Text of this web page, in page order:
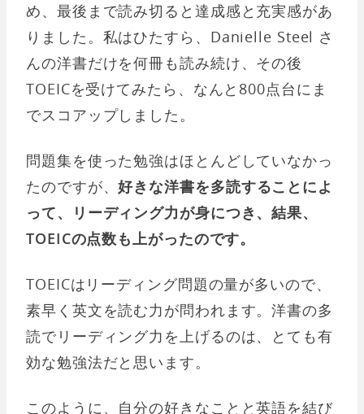
め、最後まで読み切ると達成感と充実感があ
りました。私はひたすら、Danielle Steel さ
んの洋書だけを何冊も読み続け、その後
TOEICを受けてみたら、なんと800点台にま
でスコアップしました。
問題集を使った勉強はほとんどしていなかっ
たのですが、好きな洋書を多読することによ
って、リーディング力が身につき、結果、
TOEICの点数も上がったのです。
TOEICはリーディング問題の量が多いので、
素早く英文を読む力が問われます。洋書の多
読でリーディング力を上げるのは、とても有
効な勉強法だと思います。
このように、自分の好きなことと英語を結び